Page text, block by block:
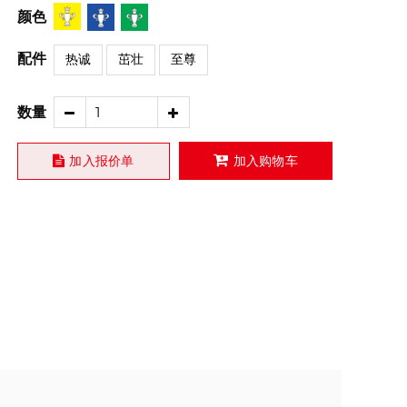
颜色
配件 热诚 茁壮 至尊
数量
加入报价单 加入购物车